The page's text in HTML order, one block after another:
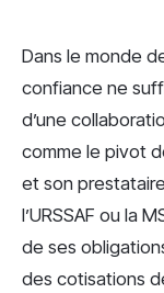
Dans le monde
confiance ne
d’une
comme le pivot
et son
l’URSSAF ou la
de ses
des cotisations